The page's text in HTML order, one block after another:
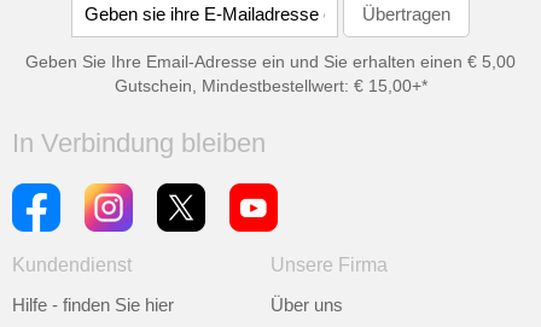
Geben Sie Ihre Email-Adresse ein und Sie erhalten einen € 5,00
Gutschein, Mindestbestellwert: € 15,00+*
In Verbindung bleiben
Kundendienst
Hilfe - finden Sie hier
Unsere Firma
Über uns